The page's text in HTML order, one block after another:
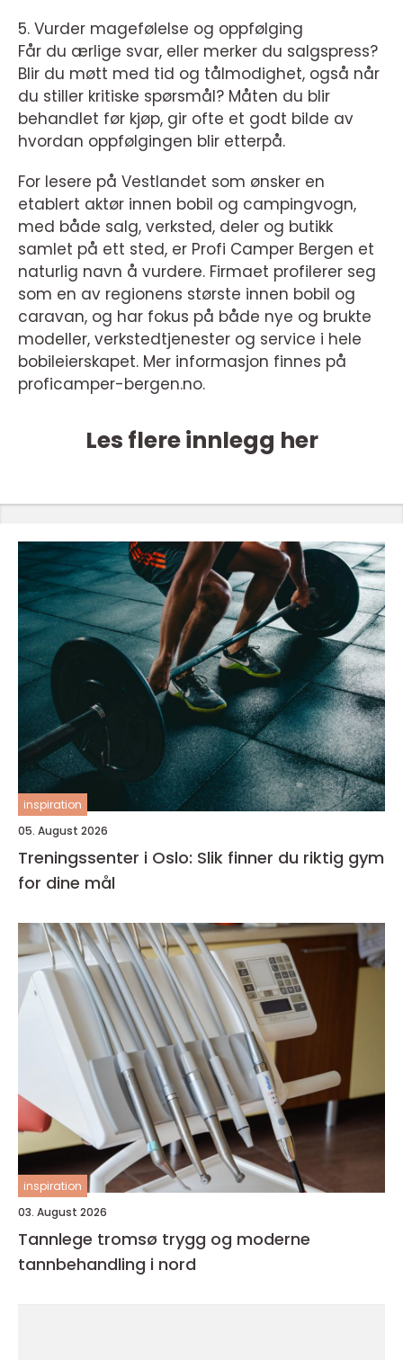
5. Vurder magefølelse og oppfølging
Får du ærlige svar, eller merker du salgspress?
Blir du møtt med tid og tålmodighet, også når
du stiller kritiske spørsmål? Måten du blir
behandlet før kjøp, gir ofte et godt bilde av
hvordan oppfølgingen blir etterpå.
For lesere på Vestlandet som ønsker en
etablert aktør innen bobil og campingvogn,
med både salg, verksted, deler og butikk
samlet på ett sted, er Profi Camper Bergen et
naturlig navn å vurdere. Firmaet profilerer seg
som en av regionens største innen bobil og
caravan, og har fokus på både nye og brukte
modeller, verkstedtjenester og service i hele
bobileierskapet. Mer informasjon finnes på
proficamper-bergen.no.
Les flere innlegg her
inspiration
05. August 2026
Treningssenter i Oslo: Slik finner du riktig gym
for dine mål
inspiration
03. August 2026
Tannlege tromsø trygg og moderne
tannbehandling i nord